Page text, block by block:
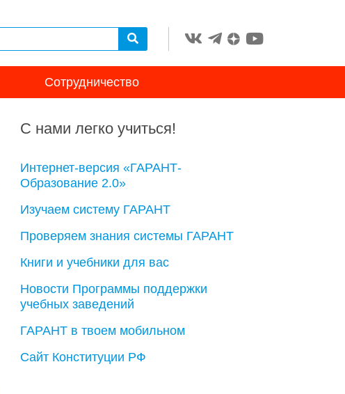
Сотрудничество
С нами легко учиться!
Интернет-версия «ГАРАНТ-
Образование 2.0»
Изучаем систему ГАРАНТ
Проверяем знания системы ГАРАНТ
Книги и учебники для вас
Новости Программы поддержки
учебных заведений
ГАРАНТ в твоем мобильном
Сайт Конституции РФ